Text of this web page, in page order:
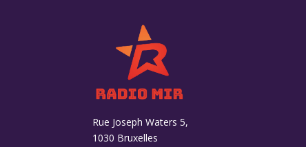
Rue Joseph Waters 5,
1030 Bruxelles